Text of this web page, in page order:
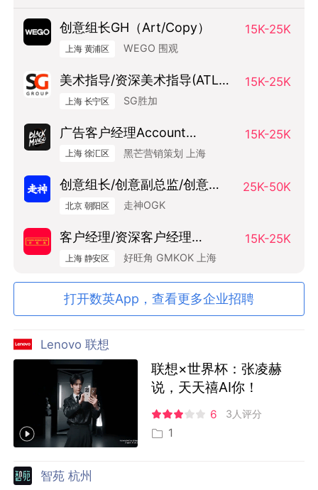
创意组长GH（Art/Copy） 15K-25K
上海 黄浦区 WEGO 围观
美术指导/资深美术指导(ATL方
向）
15K-25K
上海 长宁区 SG胜加
广告客户经理Account
Manager
15K-25K
上海 徐汇区 黑芒营销策划 上海
创意组长/创意副总监/创意总
监（Art Base）
25K-50K
北京 朝阳区 走神OGK
客户经理/资深客户经理
SAM/AM
15K-25K
上海 静安区 好旺角 GMKOK 上海
打开数英App，查看更多企业招聘
Lenovo 联想
联想×世界杯：张凌赫
说，天天禧AI你！
6 3人评分
1
智苑 杭州